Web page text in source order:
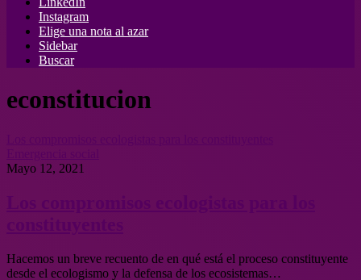
Instagram
Elige una nota al azar
Sidebar
Buscar
econstitucion
Mayo 12, 2021
Hacemos un breve recuento de en qué está el proceso constituyente
desde el ecologismo y la defensa de los ecosistemas…